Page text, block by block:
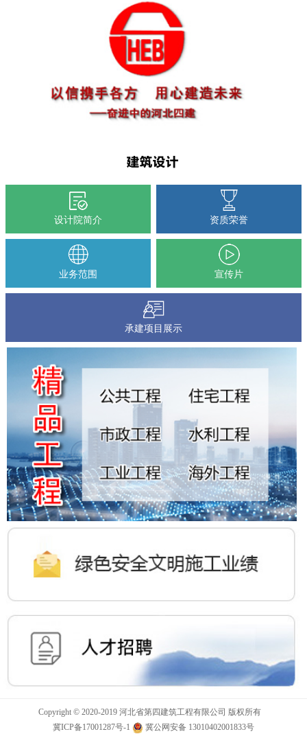
设计院简介 资质荣誉
业务范围 宣传片
承建项目展示
Copyright © 2020-2019 河北省第四建筑工程有限公司 版权所有
冀ICP备17001287号-1
冀公网安备 13010402001833号